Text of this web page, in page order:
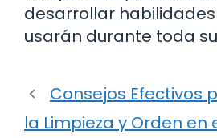
desarrollar
usarán durante toda
Consejos Efectivos
la Limpieza y Orden en